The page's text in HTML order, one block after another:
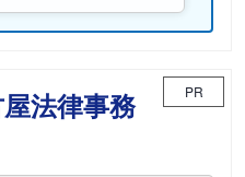
法律事務
PR